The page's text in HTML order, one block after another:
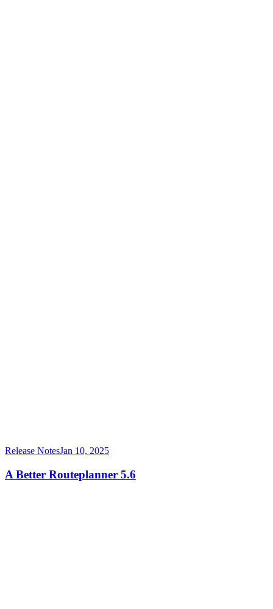
Release NotesJan 10, 2025
A Better Routeplanner 5.6